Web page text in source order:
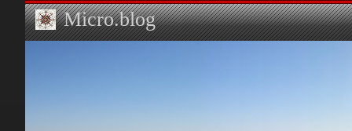
Micro.blog